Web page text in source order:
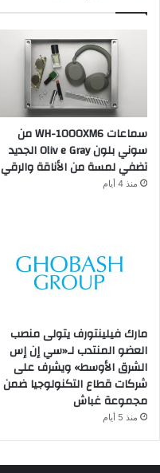
سماعات WH-1000XM6 من
سوني بلون Oliv e Gray الجديد
تضفي لمسة من الأناقة والرقي
منذ 4 أيام
مارك فيلينتورف يتولى منصب
العضو المنتدب لـ«سي إن إس
الشرق الأوسط» ويشرف على
شركات قطاع التكنولوجيا ضمن
مجموعة غباش
منذ 5 أيام